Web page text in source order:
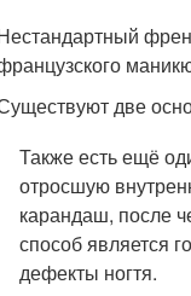
две
Также есть ещё
отросшую
карандаш, после
способ является
дефекты ногтя.